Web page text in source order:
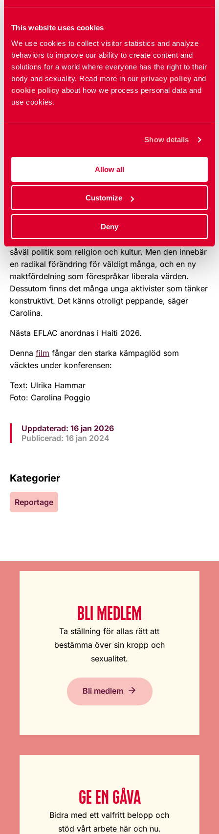
This website uses cookies
We use cookies to collect visitor statistics and analyze
behaviors to improve our ability to create content and
solutions for a world where everyone has the right to their
body and sexuality. Read more in our privacy policy and
cookie policy about how we process personal data and
use cookies.
Show details
Allow all
Customize
Deny
väldigt bra innehållsmässigt, kommer den inte
regeringen har indikerat. Det som tog tio år att få
till, har bara tagit ett knappt år att få bort.
Feminismen bidrar till radikal
förändring
Trots bakslag och tunga diskussionsämnen, kände
– Det gick inte att undvika att påverkas av La Fuerza
(kraften) från feminismen. Det finns många
vattendelare inom rörelsen, men det finns också
jättemycket solidaritet mellan länderna i regionen och
mellan olika grupper, säger Madeleine.
– Feminismen har verkligen blivit en transnationell
rörelse. Den är den mest attackerade rörelsen utifrån
såväl politik som religion och kultur. Men den innebär
en radikal förändring för väldigt många, och en ny
maktfördelning som förespråkar liberala värden.
Dessutom finns det många unga aktivister som tänker
konstruktivt. Det känns otroligt peppande, säger
Carolina.
Nästa EFLAC anordnas i Haiti 2026.
Denna film fångar den starka kämpaglöd som
väcktes under konferensen:
Text: Ulrika Hammar
Foto: Carolina Poggio
Uppdaterad: 16 jan 2026
Publicerad: 16 jan 2024
Kategorier
Reportage
BLI MEDLEM
Ta ställning för allas rätt att
bestämma över sin kropp och
sexualitet.
Bli medlem
GE EN GÅVA
Bidra med ett valfritt belopp och
stöd vårt arbete här och nu.